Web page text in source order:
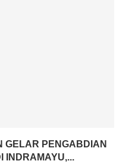
GELAR PENGABDIAN
INDRAMAYU,...